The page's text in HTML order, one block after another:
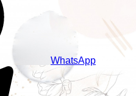
WhatsApp